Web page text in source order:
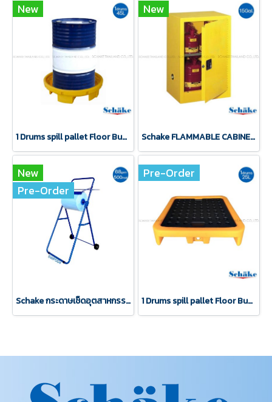
New
1 Drums spill pallet Floor Bund
New
Schake FLAMMABLE CABINET 15 Gallon Yellow
New
Pre-Order
Schake กระดาษเช็ดอุตสาหกรรม wiper SWP004
Pre-Order
1 Drums spill pallet Floor Bund